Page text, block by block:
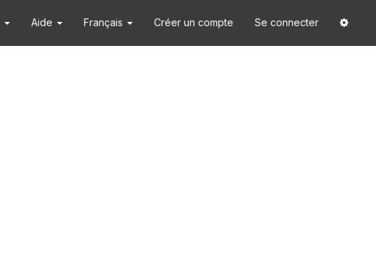
Aide Français Créer un compte Se connecter